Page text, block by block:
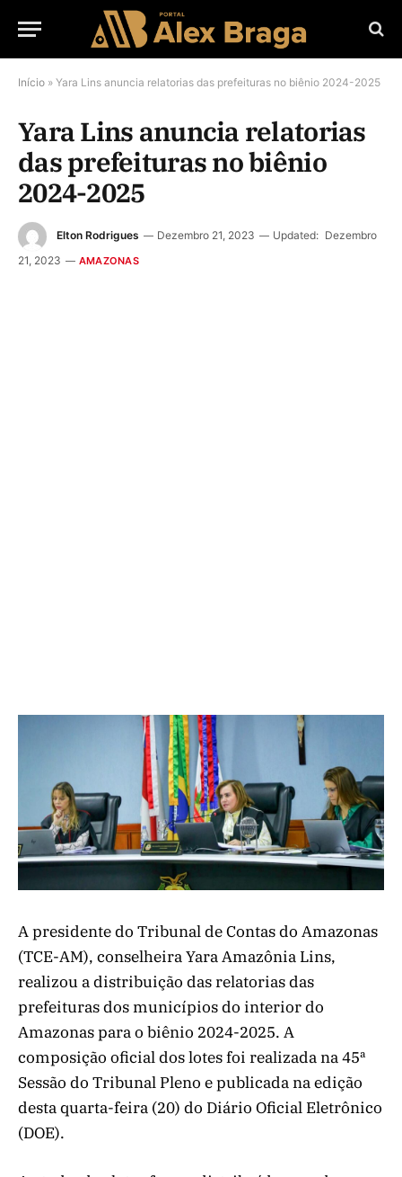
Início » Yara Lins anuncia relatorias das prefeituras no biênio 2024-2025
Yara Lins anuncia relatorias
das prefeituras no biênio
2024-2025
Elton Rodrigues Dezembro 21, 2023 Updated: Dezembro
21, 2023
AMAZONAS
A presidente do Tribunal de Contas do Amazonas
(TCE-AM), conselheira Yara Amazônia Lins,
realizou a distribuição das relatorias das
prefeituras dos municípios do interior do
Amazonas para o biênio 2024-2025. A
composição oficial dos lotes foi realizada na 45ª
Sessão do Tribunal Pleno e publicada na edição
desta quarta-feira (20) do Diário Oficial Eletrônico
(DOE).